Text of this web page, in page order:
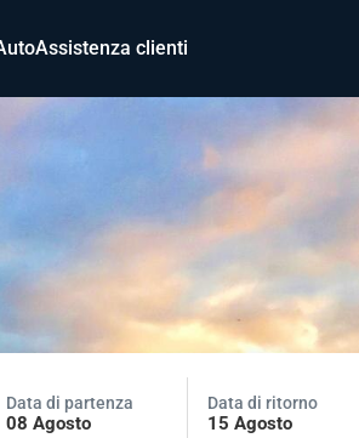
Assistenza clienti
Data di partenza
08 Agosto
Data di ritorno
15 Agosto